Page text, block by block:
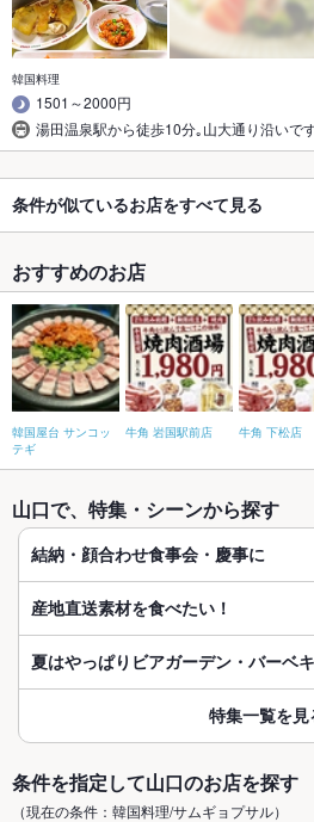
韓国料理
1501～2000円
湯田温泉駅から徒歩10分｡山大通り沿いで
条件が似ているお店をすべて見る
おすすめのお店
韓国屋台 サンコッ
テギ
牛角 岩国駅前店 牛角 下松店
山口で、特集・シーンから探す
結納・顔合わせ食事会・慶事に
産地直送素材を食べたい！
夏はやっぱりビアガーデン・バーベ
特集一覧を見
条件を指定して山口のお店を探す
（現在の条件：韓国料理/サムギョプサル）